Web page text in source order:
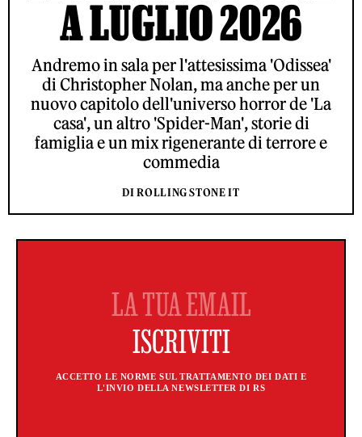
A LUGLIO 2026
Andremo in sala per l'attesissima 'Odissea'
di Christopher Nolan, ma anche per un
nuovo capitolo dell'universo horror de 'La
casa', un altro 'Spider-Man', storie di
famiglia e un mix rigenerante di terrore e
commedia
DI ROLLING STONE IT
ACCETTO LE NORME SUL TRATTAMENTO DEI DATI E
L'INVIO DELLA NEWSLETTER DI RS